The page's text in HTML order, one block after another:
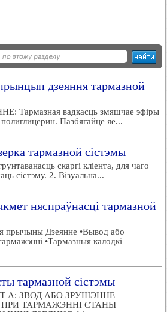
дзеяння тармазной
Тармазная вадкасць змяшчае эфіры
полиглицерин. Пазбягайце яе...
тармазной сістэмы
скаргі кліента, для чаго
сістэму. 2. Візуальна...
няспраўнасці тармазной
прычыны Дзеянне •Вывод або
•Тармазныя калодкі
тармазной сістэмы
A: ЗВОД АБО ЗРУШЭННЕ
ТАРМАЖЭННІ СТАНЫ